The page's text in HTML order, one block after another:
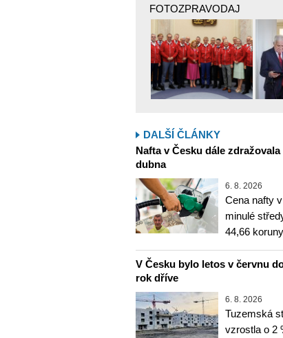
FOTOZPRAVODAJ
DALŠÍ ČLÁNKY
Nafta v Česku dále
dubna
6. 8. 2026
Cena nafty
minulé
44,66
V Česku bylo letos v červnu
rok dříve
6. 8. 2026
Tuzemská
vzrostla o 2